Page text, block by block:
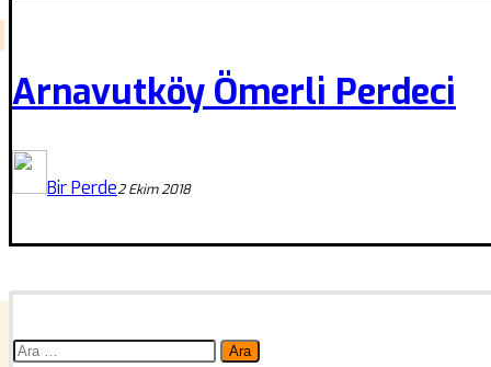
Arnavutköy Ömerli Perdeci
Bir Perde2 Ekim 2018
Arama: